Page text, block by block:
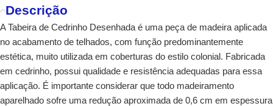
Descrição
A Tabeira de Cedrinho Desenhada é uma peça de madeira aplicada
no acabamento de telhados, com função predominantemente
estética, muito utilizada em coberturas do estilo colonial. Fabricada
em cedrinho, possui qualidade e resistência adequadas para essa
aplicação. É importante considerar que todo madeiramento
aparelhado sofre uma redução aproximada de 0,6 cm em espessura